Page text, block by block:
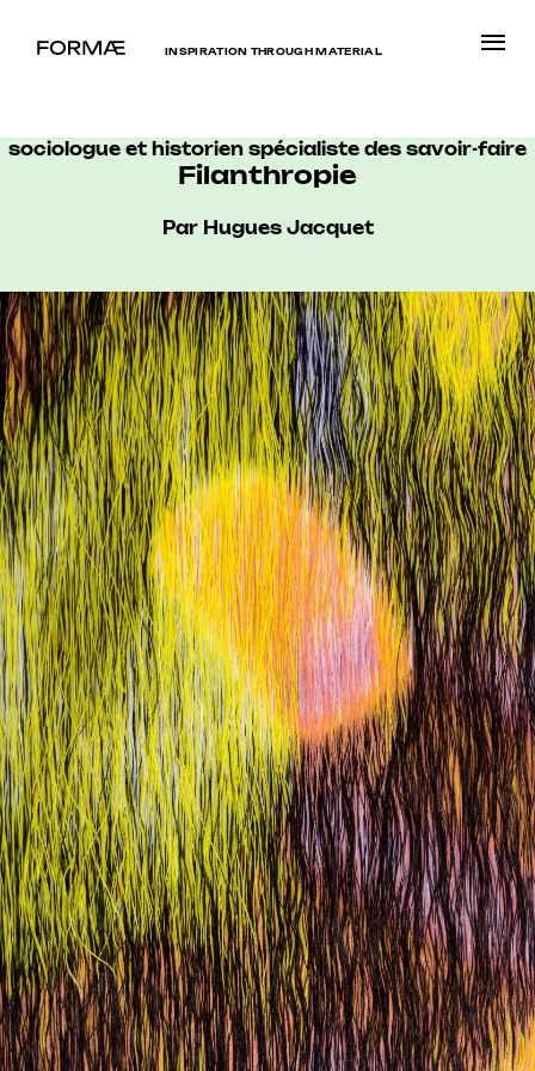
INSPIRATION THROUGH MATERIAL
sociologue et historien spécialiste des savoir-faire
Filanthropie
Par Hugues Jacquet